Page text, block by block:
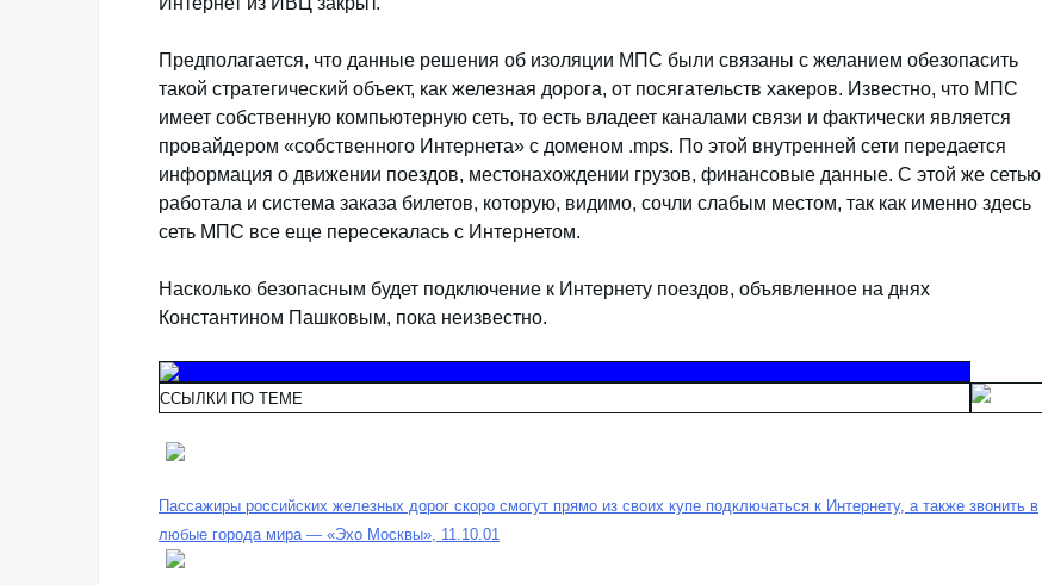
Предполагается, что данные решения об изоляции МПС были связаны с желанием обезопасить
такой стратегический объект, как железная дорога, от посягательств хакеров. Известно, что МПС
имеет собственную компьютерную сеть, то есть владеет каналами связи и фактически является
провайдером «собственного Интернета» с доменом .mps. По этой внутренней сети передается
информация о движении поездов, местонахождении грузов, финансовые данные. С этой же сетью
работала и система заказа билетов, которую, видимо, сочли слабым местом, так как именно здесь
сеть МПС все еще пересекалась с Интернетом.
Насколько безопасным будет подключение к Интернету поездов, объявленное на днях
Константином Пашковым, пока неизвестно.
ССЫЛКИ ПО ТЕМЕ
Пассажиры российских железных дорог скоро смогут прямо из своих купе подключаться к Интернету, а также звонить в
любые города мира — «Эхо Москвы», 11.10.01